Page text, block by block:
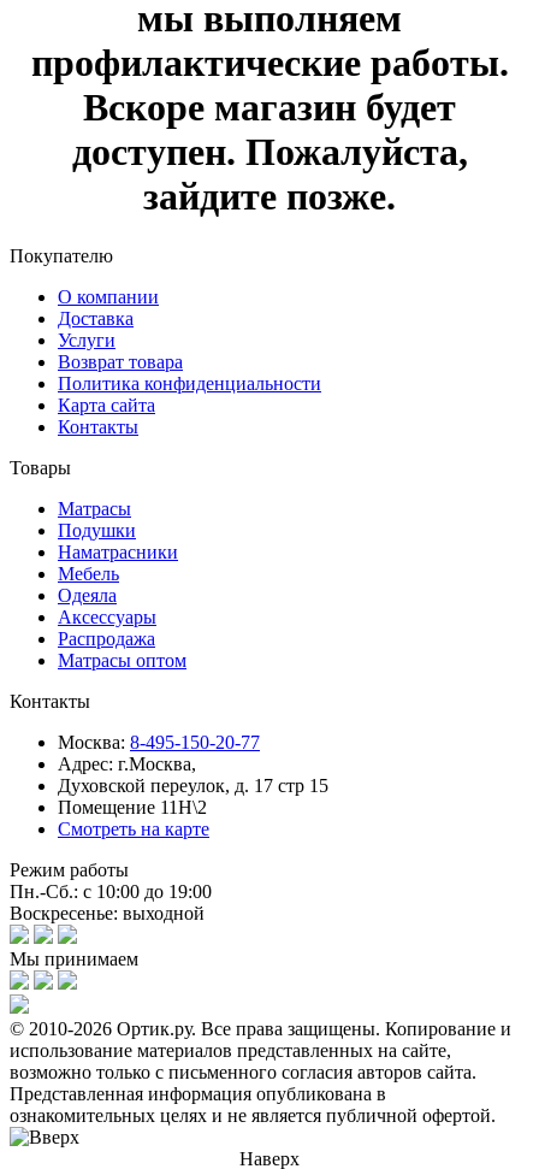
мы выполняем
профилактические работы.
Вскоре магазин будет
доступен. Пожалуйста,
зайдите позже.
Покупателю
О компании
Доставка
Услуги
Возврат товара
Политика конфиденциальности
Карта сайта
Контакты
Товары
Матрасы
Подушки
Наматрасники
Мебель
Одеяла
Аксессуары
Распродажа
Матрасы оптом
Контакты
Москва: 8-495-150-20-77
Адрес: г.Москва,
Духовской переулок, д. 17 стр 15
Помещение 11Н\2
Смотреть на карте
Режим работы
Пн.-Сб.: с 10:00 до 19:00
Воскресенье: выходной
Мы принимаем
© 2010-2026 Ортик.ру. Все права защищены. Копирование и
использование материалов представленных на сайте,
возможно только с письменного согласия авторов сайта.
Представленная информация опубликована в
ознакомительных целях и не является публичной офертой.
Наверх